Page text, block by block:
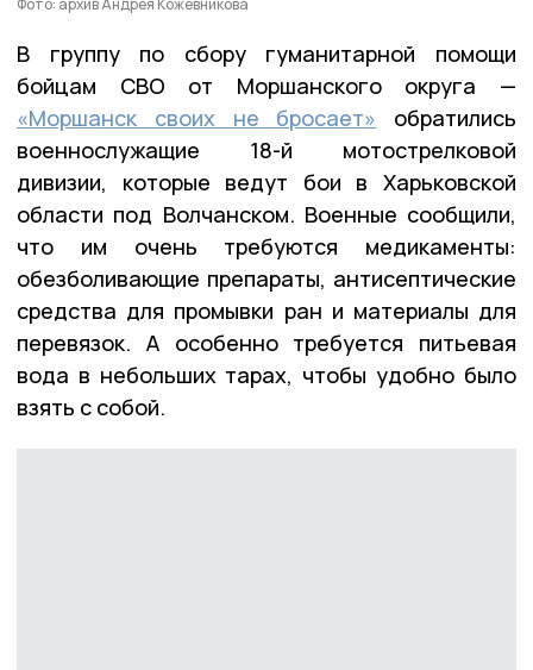
В группу по сбору гуманитарной помощи
бойцам СВО от Моршанского округа —
«Моршанск своих не бросает» обратились
военнослужащие 18-й мотострелковой
дивизии, которые ведут бои в Харьковской
области под Волчанском. Военные сообщили,
что им очень требуются медикаменты:
обезболивающие препараты, антисептические
средства для промывки ран и материалы для
перевязок. А особенно требуется питьевая
вода в небольших тарах, чтобы удобно было
взять с собой.